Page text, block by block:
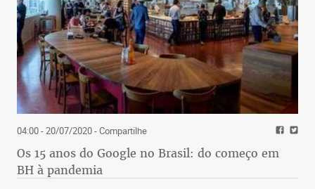
04:00 - 20/07/2020- Compartilhe
Os 15 anos do Google no Brasil: do começo em
BH à pandemia